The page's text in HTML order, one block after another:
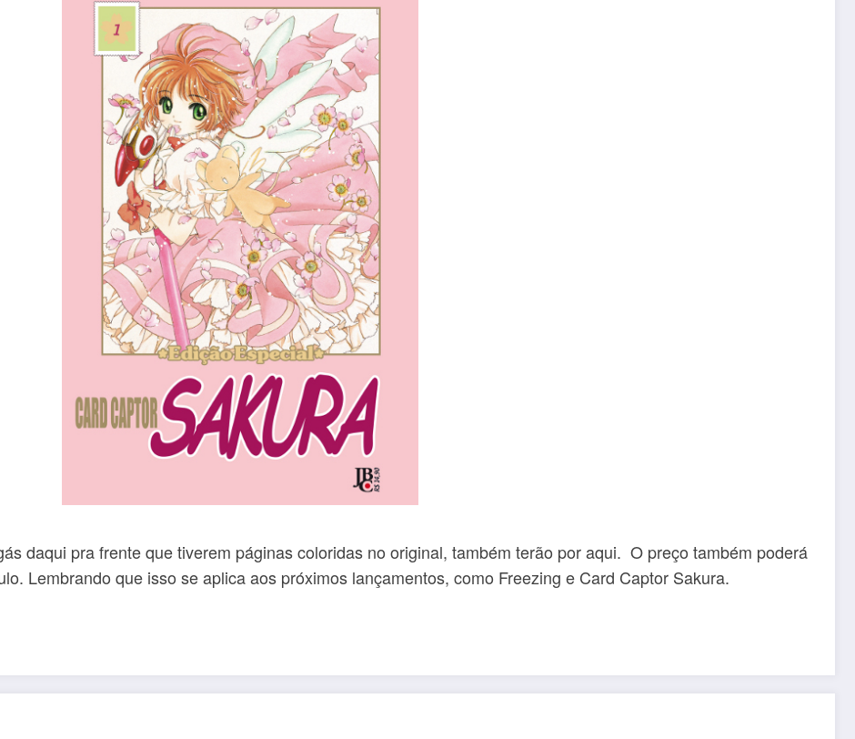
daqui pra frente que tiverem páginas coloridas no original, também terão por aqui. O preço também poderá
Lembrando que isso se aplica aos próximos lançamentos, como Freezing e Card Captor Sakura.